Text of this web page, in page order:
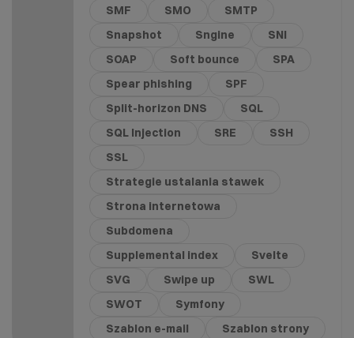
SMF
SMO
SMTP
Snapshot
Sngine
SNI
SOAP
Soft bounce
SPA
Spear phishing
SPF
Split-horizon DNS
SQL
SQL Injection
SRE
SSH
SSL
Strategie ustalania stawek
Strona internetowa
Subdomena
Supplemental index
Svelte
SVG
Swipe up
SWL
SWOT
Symfony
Szablon e-mail
Szablon strony